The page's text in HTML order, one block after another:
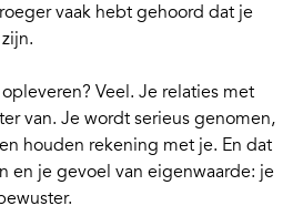
vaak hebt gehoord dat je
Veel. Je relaties met
van. Je wordt serieus genomen,
houden rekening met je. En dat
en je gevoel van eigenwaarde: je